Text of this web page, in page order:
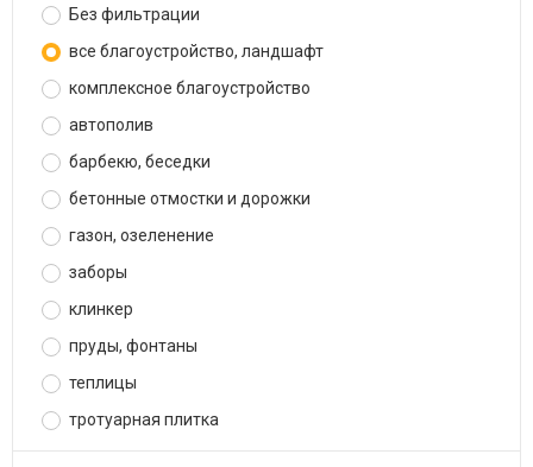
Без фильтрации
все благоустройство, ландшафт
комплексное благоустройство
автополив
барбекю, беседки
бетонные отмостки и дорожки
газон, озеленение
заборы
клинкер
пруды, фонтаны
теплицы
тротуарная плитка